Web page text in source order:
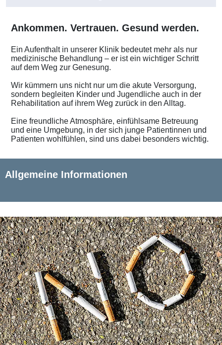
Ankommen. Vertrauen. Gesund werden.
Ein Aufenthalt in unserer Klinik bedeutet mehr als nur
medizinische Behandlung – er ist ein wichtiger Schritt
auf dem Weg zur Genesung.
Wir kümmern uns nicht nur um die akute Versorgung,
sondern begleiten Kinder und Jugendliche auch in der
Rehabilitation auf ihrem Weg zurück in den Alltag.
Eine freundliche Atmosphäre, einfühlsame Betreuung
und eine Umgebung, in der sich junge Patientinnen und
Patienten wohlfühlen, sind uns dabei besonders wichtig.
Allgemeine Informationen